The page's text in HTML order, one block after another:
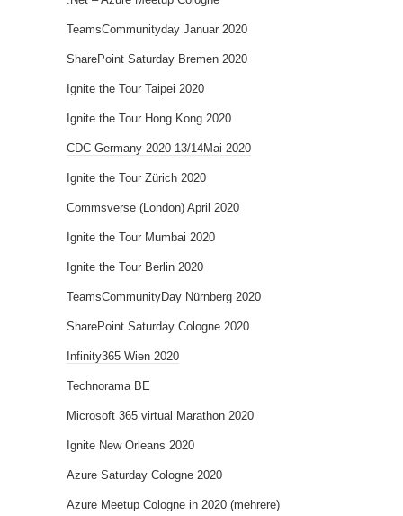
TeamsCommunityday Januar 2020
SharePoint Saturday Bremen 2020
Ignite the Tour Taipei 2020
Ignite the Tour Hong Kong 2020
CDC Germany 2020 13/14Mai 2020
Ignite the Tour Zürich 2020
Commsverse (London) April 2020
Ignite the Tour Mumbai 2020
Ignite the Tour Berlin 2020
TeamsCommunityDay Nürnberg 2020
SharePoint Saturday Cologne 2020
Infinity365 Wien 2020
Technorama BE
Microsoft 365 virtual Marathon 2020
Ignite New Orleans 2020
Azure Saturday Cologne 2020
Azure Meetup Cologne in 2020 (mehrere)